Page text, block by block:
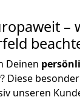
–
Deinen
? Diese
unseren